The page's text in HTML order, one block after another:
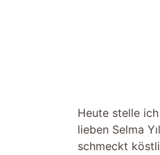
Heute stelle
lieben Selma
schmeckt